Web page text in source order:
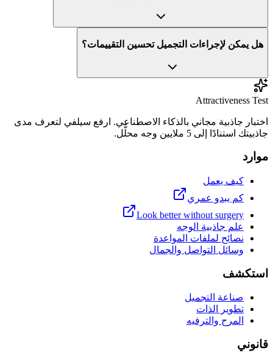
هل يمكن لإجراءات التجميل تحسين التقييمات؟
Attractiveness Test
اختبار جاذبية مجاني بالذكاء الاصطناعي. ارفع سيلفي لتعرف مدى
جاذبيتك استنادًا إلى 5 ملايين وجه محلَّل.
موارد
كيف يعمل
كم يبدو عمري
Look better without surgery
علم جاذبية الوجه
نصائح لملفات المواعدة
وسائل التواصل والجمال
استكشف
صناعة التجميل
تطوير الذات
المرح والترفيه
قانوني